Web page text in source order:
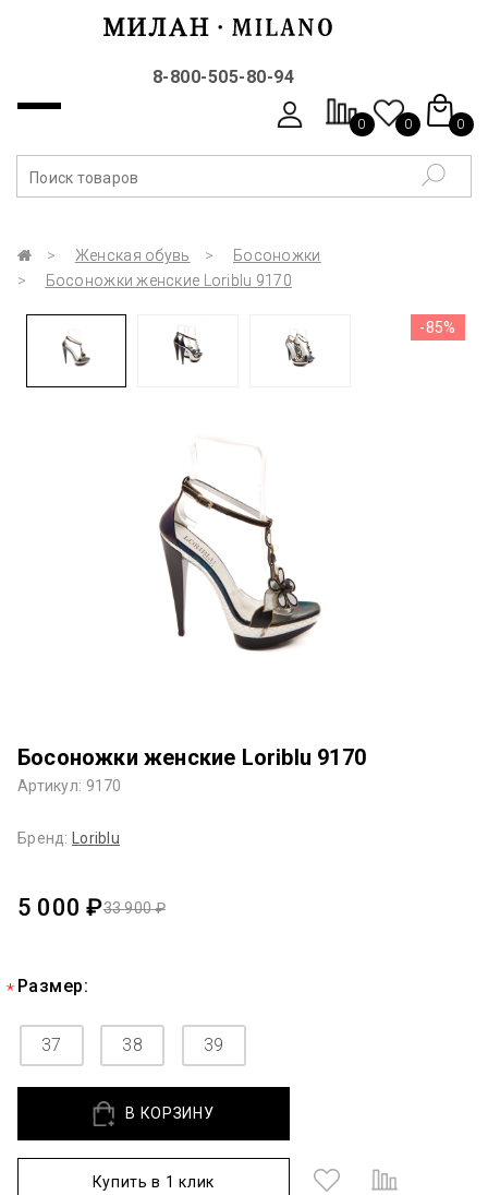
8-800-505-80-94
0 0 0
Женская обувь
Босоножки
Босоножки женские Loriblu 9170
-85%
Босоножки женские Loriblu 9170
Артикул: 9170
Бренд: Loriblu
33 900 ₽
5 000 ₽
Размер:
37 38 39
В КОРЗИНУ
Купить в 1 клик